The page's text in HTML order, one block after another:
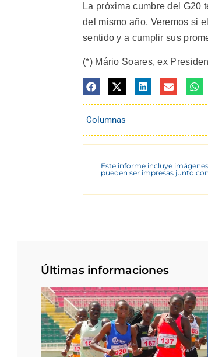
La próxima cumbre del G20
del mismo año. Veremos si
sentido y a cumplir sus
(*) Mário Soares, ex
Columnas
Este informe incluye
pueden ser impresas junto
Últimas informaciones